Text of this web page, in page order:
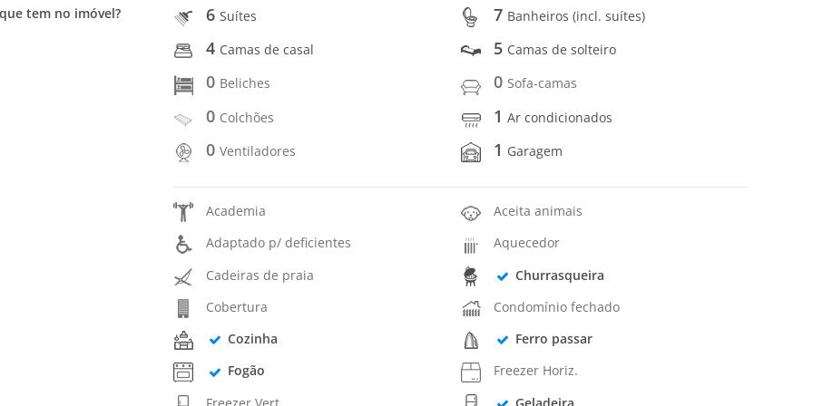
tem no imóvel? 6Suítes 7 Banheiros (incl. suítes)
4 Camas de casal 5 Camas de solteiro
0 Beliches 0 Sofa-camas
0 Colchões 1Ar condicionados
0Ventiladores 1 Garagem
Academia
Aceita animais
Adaptado p/ deficientes
Aquecedor
Cadeiras de praia
Churrasqueira
Cobertura
Condomínio fechado
Cozinha
Ferro passar
Fogão
Freezer Horiz.